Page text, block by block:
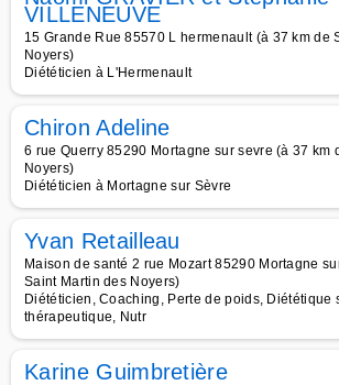
VILLENEUVE
15 Grande Rue 85570 L hermenault (à 37 km de
Noyers)
Diététicien à L'Hermenault
Chiron Adeline
6 rue Querry 85290 Mortagne sur sevre (à 37 km
Noyers)
Diététicien à Mortagne sur Sèvre
Yvan Retailleau
Maison de santé 2 rue Mozart 85290 Mortagne
Saint Martin des Noyers)
Diététicien, Coaching, Perte de poids, Diététique
thérapeutique, Nutr
Karine Guimbretière